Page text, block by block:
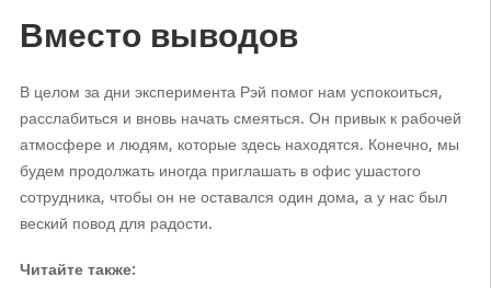
Вместо выводов
В целом за дни эксперимента Рэй помог нам успокоиться,
расслабиться и вновь начать смеяться. Он привык к рабочей
атмосфере и людям, которые здесь находятся. Конечно, мы
будем продолжать иногда приглашать в офис ушастого
сотрудника, чтобы он не оставался один дома, а у нас был
веский повод для радости.
Читайте также: